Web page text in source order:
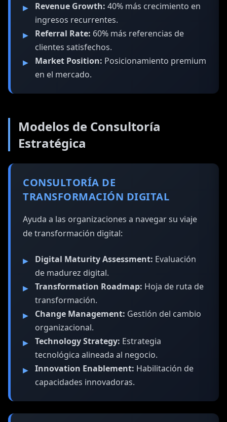
Revenue Growth: 40% más crecimiento en
ingresos recurrentes.
Referral Rate: 60% más referencias de
clientes satisfechos.
Market Position: Posicionamiento premium
en el mercado.
Modelos de Consultoría
Estratégica
CONSULTORÍA DE
TRANSFORMACIÓN DIGITAL
Ayuda a las organizaciones a navegar su viaje
de transformación digital:
Digital Maturity Assessment: Evaluación
de madurez digital.
Transformation Roadmap: Hoja de ruta de
transformación.
Change Management: Gestión del cambio
organizacional.
Technology Strategy: Estrategia
tecnológica alineada al negocio.
Innovation Enablement: Habilitación de
capacidades innovadoras.